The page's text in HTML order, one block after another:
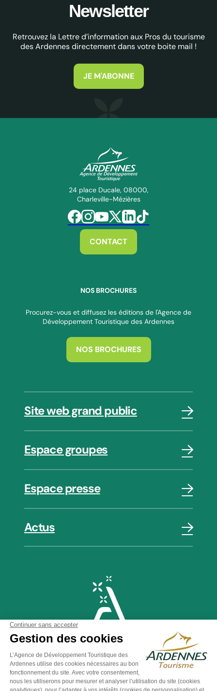
Newsletter
Retrouvez la Lettre d’information aux Pros du tourisme
des Ardennes directement dans votre boite mail !
JE M'ABONNE
ADT des Ardennes Pro
24 place Ducale, 08000,
Charleville-Mézières
Suivez-nous sur Facebook
Suivez-nous sur Instagram
Suivez-nous sur Youtube
Suivez-nous sur Twitter
Suivez-nous sur Linkedin
Suivez-nous sur Tiktok
CONTACT
NOS BROCHURES
Procurez-vous et diffusez les éditions de l'Agence de
Développement Touristique des Ardennes
NOS BROCHURES
Site web grand public
Espace groupes
Espace presse
Actus
Plan du site - Politique de confidentialité Mentions légales -
Éditer mes cookies -